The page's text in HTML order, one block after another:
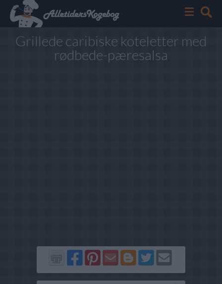
Grillede caribiske koteletter med
rødbede-pæresalsa
Del
på
Facebook
Del
på
Pinterest
Send
via
GMail
Del
på
Blogger
Del
på
Twitter
Send